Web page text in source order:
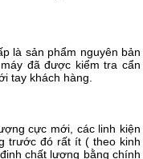
là sản phẩm nguyên bản
đã được kiểm tra cẩn
tay khách hàng.
cực mới, các linh kiện
trước đó rất ít ( theo kinh
chất lượng bằng chính